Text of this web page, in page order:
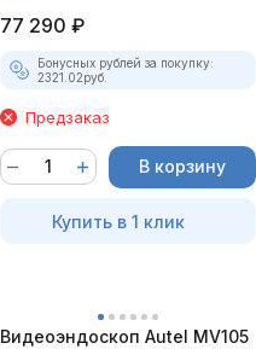
77 290 ₽
Бонусных рублей за покупку:
2321.02руб.
Предзаказ
В корзину
Купить в 1 клик
Видеоэндоскоп Autel MV105